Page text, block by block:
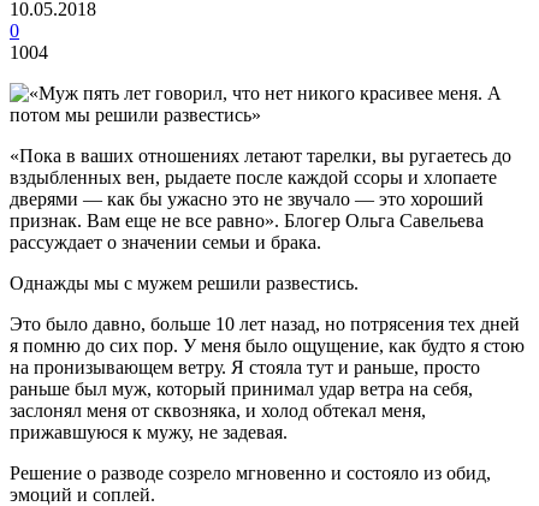
10.05.2018
0
1004
«Пока в ваших отношениях летают тарелки, вы ругаетесь до
вздыбленных вен, рыдаете после каждой ссоры и хлопаете
дверями — как бы ужасно это не звучало — это хороший
признак. Вам еще не все равно». Блогер Ольга Савельева
рассуждает о значении семьи и брака.
Однажды мы с мужем решили развестись.
Это было давно, больше 10 лет назад, но потрясения тех дней
я помню до сих пор. У меня было ощущение, как будто я стою
на пронизывающем ветру. Я стояла тут и раньше, просто
раньше был муж, который принимал удар ветра на себя,
заслонял меня от сквозняка, и холод обтекал меня,
прижавшуюся к мужу, не задевая.
Решение о разводе созрело мгновенно и состояло из обид,
эмоций и соплей.